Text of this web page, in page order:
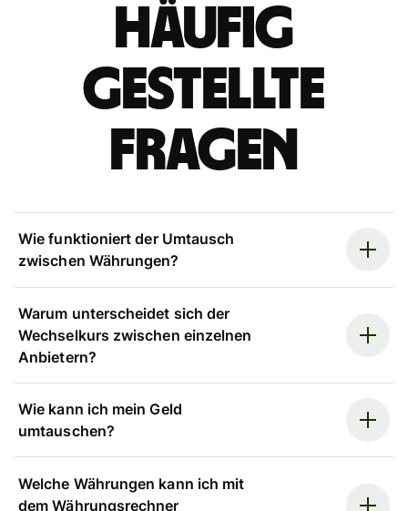
Häufig
gestellte
Fragen
Wie funktioniert der Umtausch
zwischen Währungen?
Warum unterscheidet sich der
Wechselkurs zwischen einzelnen
Anbietern?
Wie kann ich mein Geld
umtauschen?
Welche Währungen kann ich mit
dem Währungsrechner